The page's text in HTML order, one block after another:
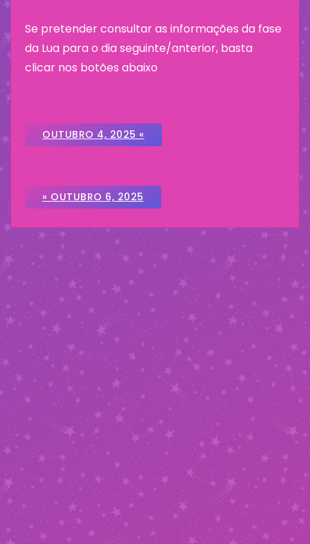
Se pretender consultar as informações da fase
da Lua para o dia seguinte/anterior, basta
clicar nos botões abaixo
OUTUBRO 4, 2025 «
» OUTUBRO 6, 2025